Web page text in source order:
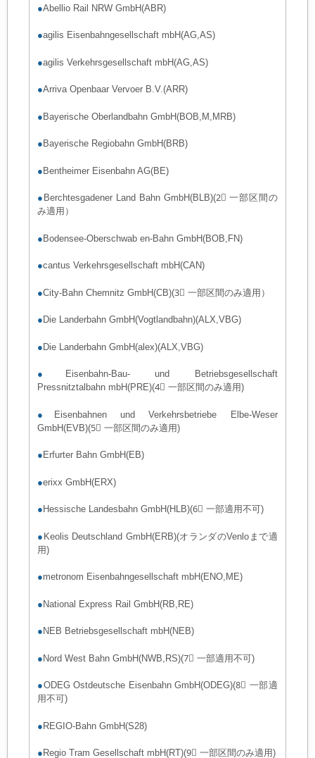
●Abellio Rail NRW GmbH(ABR)
●agilis Eisenbahngesellschaft mbH(AG,AS)
●agilis Verkehrsgesellschaft mbH(AG,AS)
●Arriva Openbaar Vervoer B.V.(ARR)
●Bayerische Oberlandbahn GmbH(BOB,M,MRB)
● Bayerische Regiobahn GmbH(BRB)
●Bentheimer Eisenbahn AG(BE)
● Berchtesgadener Land Bahn GmbH(BLB)(2⃣ 一部区間の
み適用）
●Bodensee-Oberschwab en-Bahn GmbH(BOB,FN)
●cantus Verkehrsgesellschaft mbH(CAN)
●City-Bahn Chemnitz GmbH(CB)(3⃣ 一部区間のみ適用）
● Die Landerbahn GmbH(Vogtlandbahn)(ALX,VBG)
●Die Landerbahn GmbH(alex)(ALX,VBG)
●
Eisenbahn-Bau- und Betriebsgesellschaft
Pressnitztalbahn mbH(PRE)(4⃣ 一部区間のみ適用)
● Eisenbahnen und Verkehrsbetriebe Elbe-Weser
GmbH(EVB)(5⃣ 一部区間のみ適用)
● Erfurter Bahn GmbH(EB)
●erixx GmbH(ERX)
● Hessische Landesbahn GmbH(HLB)(6⃣ 一部適用不可)
● Keolis Deutschland GmbH(ERB)(オランダのVenloまで適
用)
●metronom Eisenbahngesellschaft mbH(ENO,ME)
●National Express Rail GmbH(RB,RE)
● NEB Betriebsgesellschaft mbH(NEB)
●Nord West Bahn GmbH(NWB,RS)(7⃣ 一部適用不可)
●ODEG Ostdeutsche Eisenbahn GmbH(ODEG)(8⃣ 一部適
用不可)
●REGIO-Bahn GmbH(S28)
● Regio Tram Gesellschaft mbH(RT)(9⃣ 一部区間のみ適用)